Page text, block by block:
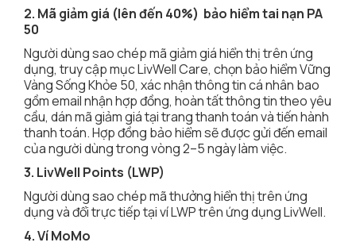
2. Mã giảm giá (lên đến 40%) bảo hiểm tai nạn PA
50
Người dùng sao chép mã giảm giá hiển thị trên ứng
dụng, truy cập mục LivWell Care, chọn bảo hiểm Vững
Vàng Sống Khỏe 50, xác nhận thông tin cá nhân bao
gồm email nhận hợp đồng, hoàn tất thông tin theo yêu
cầu, dán mã giảm giá tại trang thanh toán và tiến hành
thanh toán. Hợp đồng bảo hiểm sẽ được gửi đến email
của người dùng trong vòng 2–5 ngày làm việc.
3. LivWell Points (LWP)
Người dùng sao chép mã thưởng hiển thị trên ứng
dụng và đổi trực tiếp tại ví LWP trên ứng dụng LivWell.
4. Ví MoMo